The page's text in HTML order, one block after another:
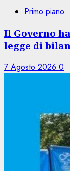
Primo piano
Il Governo
legge di
7 Agosto 2026 0